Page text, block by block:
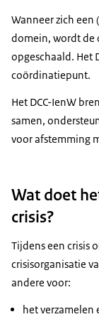
Wanneer zich
domein, wordt de
opgeschaald. Het
coördinatiepunt.
Het DCC-IenW
samen,
voor afstemming
Wat doet
crisis?
Tijdens een crisis
crisisorganisatie
andere voor:
het